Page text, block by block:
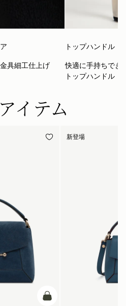
具細工仕上げ
トップハンドル
快適に手持ちでき
トップハンドル
イテム
カートに追加
新登場